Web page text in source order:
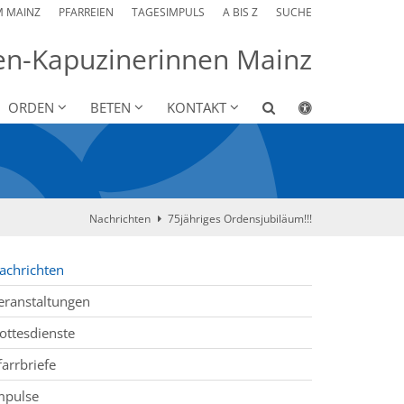
MAINZ PFARREIEN TAGESIMPULS A BIS Z SUCHE
Kapuzinerinnen Mainz
ORDEN BETEN KONTAKT
Nachrichten 75jähriges Ordensjubiläum!!!